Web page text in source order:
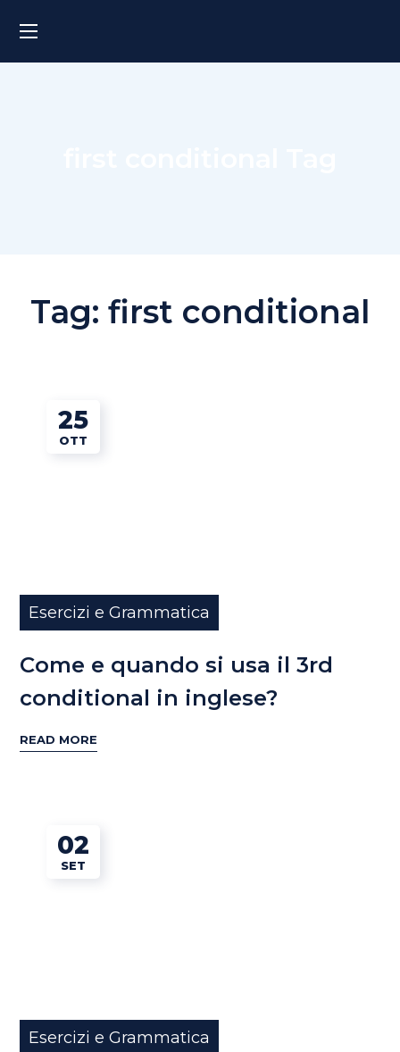
Tag: first conditional
25
OTT
Esercizi e Grammatica
Come e quando si usa il 3rd
conditional in inglese?
READ MORE
02
SET
Esercizi e Grammatica